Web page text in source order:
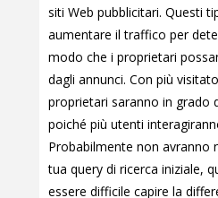
siti Web pubblicitari. Questi
aumentare il traffico per
modo che i proprietari
dagli annunci. Con più
proprietari saranno in grado
poiché più utenti
Probabilmente non avranno
tua query di ricerca iniziale,
essere difficile capire la